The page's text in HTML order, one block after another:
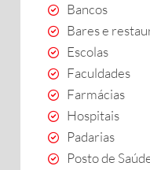
Bancos
Bares e
Escolas
Faculdades
Farmácias
Hospitais
Padarias
Posto de